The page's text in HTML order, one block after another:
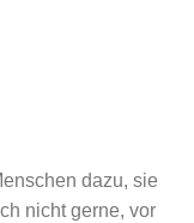
dazu, sie
nicht gerne, vor